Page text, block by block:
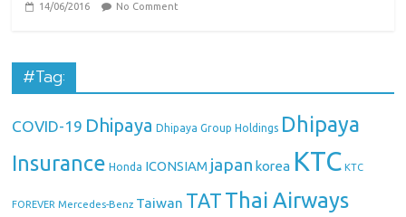
14/06/2016 No Comment
#Tag:
COVID-19 Dhipaya Dhipaya Group Holdings Dhipaya
Insurance Honda ICONSIAM japan korea KTC KTC
FOREVER Mercedes-Benz Taiwan TAT Thai Airways